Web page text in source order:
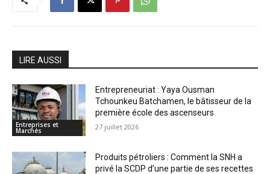
LIRE AUSSI
Entreprises et
Marchés
Entrepreneuriat : Yaya Ousman
Tchounkeu Batchamen, le bâtisseur de la
première école des ascenseurs
27 juillet 2026
Produits pétroliers : Comment la SNH a
privé la SCDP d’une partie de ses recettes